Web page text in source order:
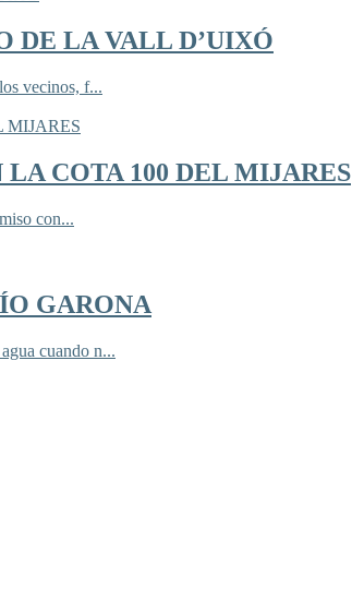
DE LA VALL D’UIXÓ
vecinos, f...
COTA 100 DEL MIJARES
con...
GARONA
cuando n...